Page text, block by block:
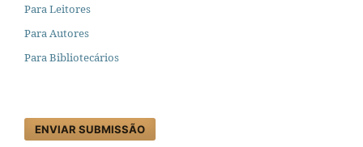
Para Leitores
Para Autores
Para Bibliotecários
ENVIAR SUBMISSÃO